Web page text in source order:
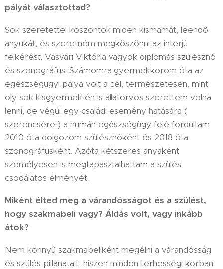
pályát választottad?
Sok szeretettel köszöntök miden kismamát, leendő
anyukát, és szeretném megköszönni az interjú
felkérést. Vasvári Viktória vagyok diplomás szülésznő
és szonográfus. Számomra gyermekkorom óta az
egészségügyi pálya volt a cél, természetesen, mint
oly sok kisgyermek én is állatorvos szerettem volna
lenni, de végül egy családi esemény hatására (
szerencsére ) a humán egészségügy felé fordultam.
2010 óta dolgozom szülésznőként és 2018 óta
szonográfusként. Azóta kétszeres anyaként
személyesen is megtapasztalhattam a szülés
csodálatos élményét.
Miként élted meg a várandósságot és a szülést,
hogy szakmabeli vagy? Áldás volt, vagy inkább
átok?
Nem könnyű szakmabeliként megélni a várandósság
és szülés pillanatait, hiszen minden terhességi korban